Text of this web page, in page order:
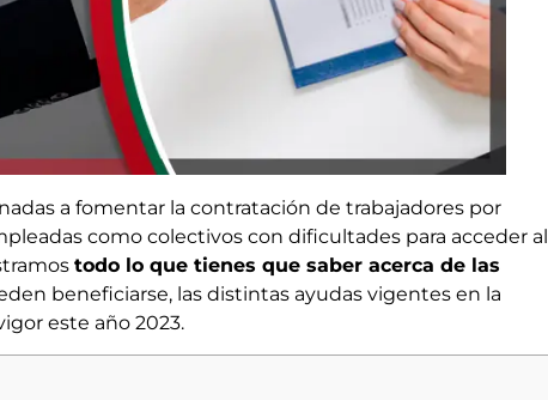
a fomentar la contratación de trabajadores por
como colectivos con dificultades para acceder al
todo lo que tienes que saber acerca de las
beneficiarse, las distintas ayudas vigentes en la
este año 2023.